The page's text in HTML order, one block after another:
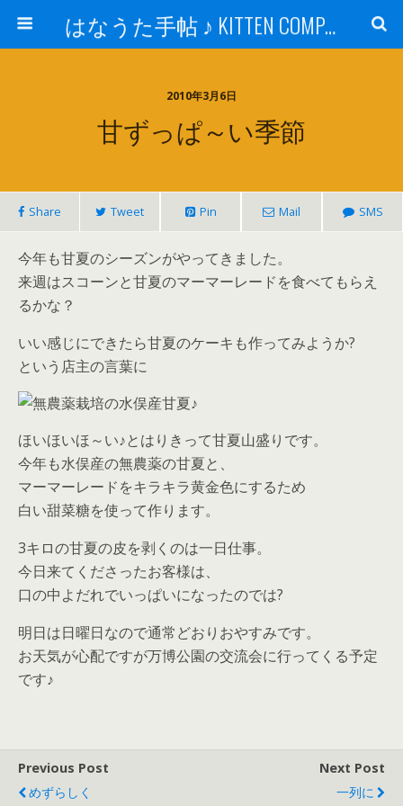
はなうた手帖 ♪ KITTEN COMPANY
2010年3月6日
甘ずっぱ～い季節
Share Tweet Pin Mail SMS
今年も甘夏のシーズンがやってきました。
来週はスコーンと甘夏のマーマーレードを食べてもらえ
るかな？
いい感じにできたら甘夏のケーキも作ってみようか?
という店主の言葉に
ほいほいほ～い♪とはりきって甘夏山盛りです。
今年も水俣産の無農薬の甘夏と、
マーマーレードをキラキラ黄金色にするため
白い甜菜糖を使って作ります。
3キロの甘夏の皮を剥くのは一日仕事。
今日来てくださったお客様は、
口の中よだれでいっぱいになったのでは?
明日は日曜日なので通常どおりおやすみです。
お天気が心配ですが万博公園の交流会に行ってくる予定
です♪
Previous Post
めずらしく
Next Post
一列に